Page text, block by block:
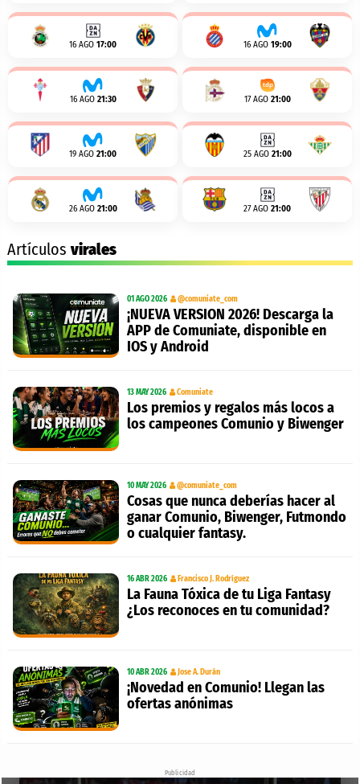
16 AGO 17:00 16 AGO 19:00
16 AGO 21:30 17 AGO 21:00
19 AGO 21:00 25 AGO 21:00
26 AGO 21:00 27 AGO 21:00
Artículosvirales
01 AGO 2026 @comuniate_com
¡NUEVA VERSION 2026! Descarga la
APP de Comuniate, disponible en
IOS y Android
13 MAY 2026 Comuniate
Los premios y regalos más locos a
los campeones Comunio y Biwenger
10 MAY 2026 @comuniate_com
Cosas que nunca deberías hacer al
ganar Comunio, Biwenger, Futmondo
o cualquier fantasy.
16 ABR 2026 Francisco J. Rodríguez
La Fauna Tóxica de tu Liga Fantasy
¿Los reconoces en tu comunidad?
10 ABR 2026 Jose A. Durán
¡Novedad en Comunio! Llegan las
ofertas anónimas
Publicidad